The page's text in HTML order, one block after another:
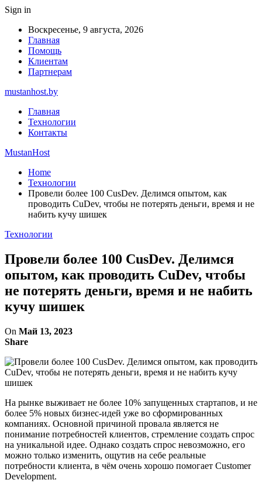
Sign in
Воскресенье, 9 августа, 2026
Главная
Помощь
Клиентам
Партнерам
mustanhost.by
Главная
Технологии
Контакты
MustanHost
Home
Технологии
Провели более 100 CusDev. Делимся опытом, как
проводить CuDev, чтобы не потерять деньги, время и не
набить кучу шишек
Технологии
Провели более 100 CusDev. Делимся
опытом, как проводить CuDev, чтобы
не потерять деньги, время и не набить
кучу шишек
On Май 13, 2023
Share
На рынке выживает не более 10% запущенных стартапов, и не
более 5% новых бизнес-идей уже во сформированных
компаниях. Основной причиной провала является не
понимание потребностей клиентов, стремление создать спрос
на уникальной идее. Однако создать спрос невозможно, его
можно только изменить, ощутив на себе реальные
потребности клиента, в чём очень хорошо помогает Customer
Development.